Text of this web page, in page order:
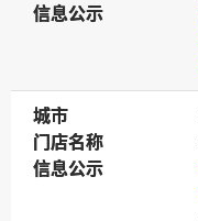
信息公示
信息公示
城市
城市
门店名称
门店名称
信息公示
信息公示